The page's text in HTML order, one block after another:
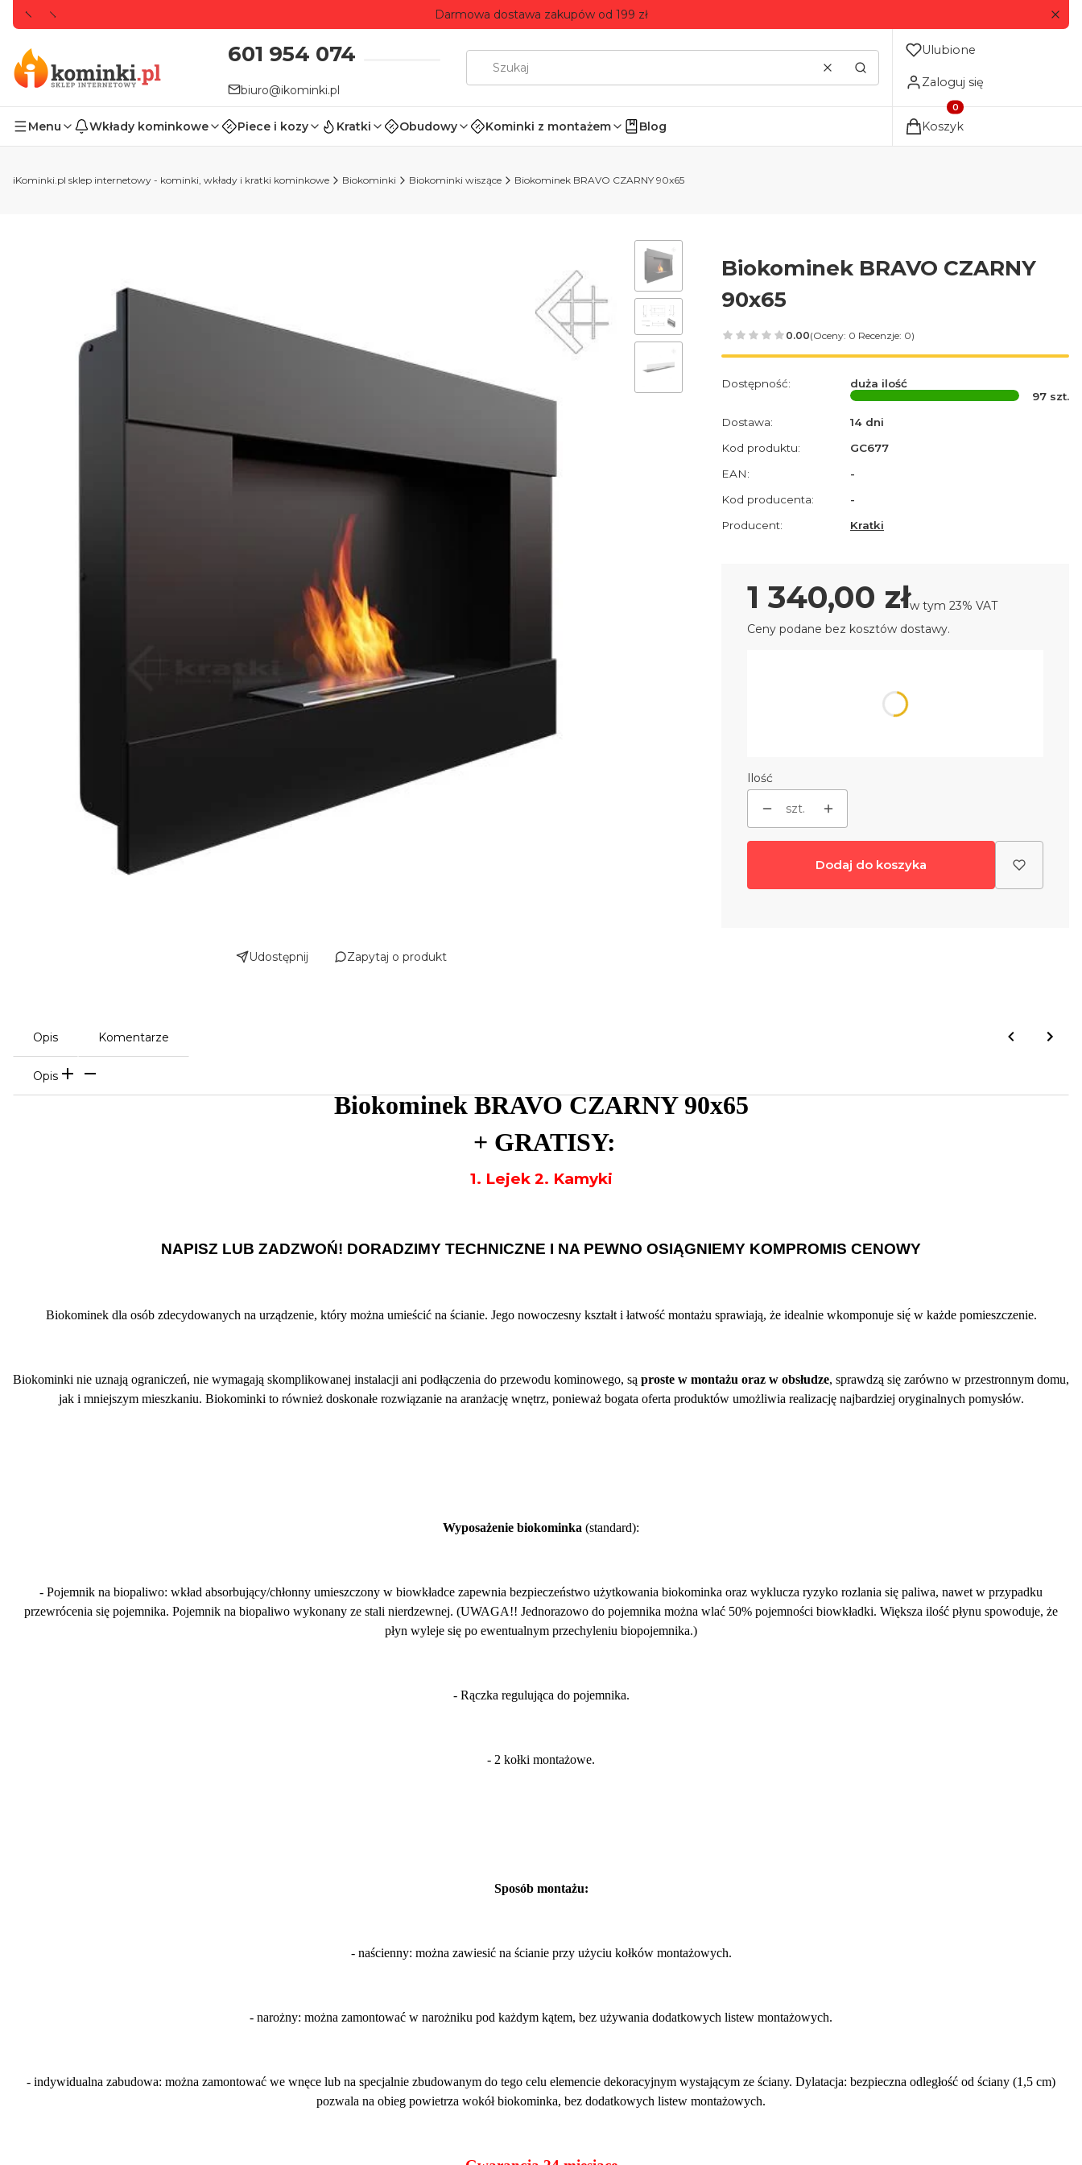
Darmowa dostawa zakupów od 199 zł
601 954 074
biuro@ikominki.pl
WyczyśćSzukaj
Ulubione
Zaloguj się
Menu Wkłady kominkowe Piece i kozy Kratki Obudowy Kominki z montażem Blog
Produkty w koszyku: 0.
Koszyk
iKominki.pl sklep internetowy - kominki, wkłady i kratki kominkowe Biokominki Biokominki wiszące Biokominek BRAVO CZARNY 90x65
Udostępnij Zapytaj o produkt
Biokominek BRAVO CZARNY
90x65
0.00(Oceny: 0 Recenzje: 0)
Dostępność:
duża ilość
97 szt.
Dostawa:
14 dni
Kod produktu:
GC677
EAN:
-
Kod producenta:
-
Producent:
Kratki
Cena
1 340,00 złw tym 23% VAT
w tym 23% VAT
Ceny podane bez kosztów dostawy.
Poszczególne warianty mogą różnić się ceną
Ilość
szt.
Dodaj do koszyka
Opis Komentarze
Opis
Biokominek BRAVO CZARNY 90x65
+ GRATISY:
1. Lejek 2. Kamyki
NAPISZ LUB ZADZWOŃ! DORADZIMY TECHNICZNE I NA PEWNO OSIĄGNIEMY KOMPROMIS CENOWY
Biokominek dla osób zdecydowanych na urządzenie, który można umieścić na ścianie. Jego nowoczesny kształt i łatwość montażu sprawiają, że idealnie wkomponuje się́ w każde pomieszczenie.
Biokominki nie uznają ograniczeń, nie wymagają skomplikowanej instalacji ani podłączenia do przewodu kominowego, są proste w montażu oraz w obsłudze, sprawdzą się zarówno w przestronnym domu,
jak i mniejszym mieszkaniu. Biokominki to również doskonałe rozwiązanie na aranżację wnętrz, ponieważ bogata oferta produktów umożliwia realizację najbardziej oryginalnych pomysłów.
Wyposażenie biokominka (standard):
- Pojemnik na biopaliwo: wkład absorbujący/chłonny umieszczony w biowkładce zapewnia bezpieczeństwo użytkowania biokominka oraz wyklucza ryzyko rozlania się paliwa, nawet w przypadku
przewrócenia się pojemnika. Pojemnik na biopaliwo wykonany ze stali nierdzewnej. (UWAGA!! Jednorazowo do pojemnika można wlać 50% pojemności biowkładki. Większa ilość płynu spowoduje, że
płyn wyleje się po ewentualnym przechyleniu biopojemnika.)
- Rączka regulująca do pojemnika.
- 2 kołki montażowe.
Sposób montażu:
- naścienny: można zawiesić na ścianie przy użyciu kołków montażowych.
- narożny: można zamontować w narożniku pod każdym kątem, bez używania dodatkowych listew montażowych.
- indywidualna zabudowa: można zamontować we wnęce lub na specjalnie zbudowanym do tego celu elemencie dekoracyjnym wystającym ze ściany. Dylatacja: bezpieczna odległość od ściany (1,5 cm)
pozwala na obieg powietrza wokół biokominka, bez dodatkowych listew montażowych.